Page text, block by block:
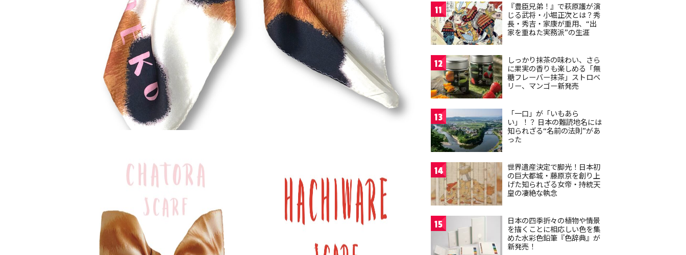
11
『豊臣兄弟！』で萩原護が演
じる武将・小堀正次とは？秀
長・秀吉・家康が重用、“出
家を重ねた実務派”の生涯
12
しっかり抹茶の味わい、さら
に果実の香りも楽しめる「無
糖フレーバー抹茶」ストロベ
リー、マンゴー新発売
13
「一口」が「いもあら
い」！？ 日本の難読地名には
知られざる“名前の法則”があ
った
14
世界遺産決定で脚光！日本初
の巨大都城・藤原京を創り上
げた知られざる女帝・持統天
皇の凄絶な執念
15
日本の四季折々の植物や情景
を描くことに相応しい色を集
めた水彩色鉛筆『色辞典』が
新発売！